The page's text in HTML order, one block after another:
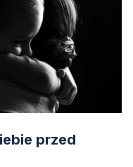
927313/fulltext.pdf
autorrealizado: Hacia
Character strengths
(Vol. 800).
13277-000.pdf
przed